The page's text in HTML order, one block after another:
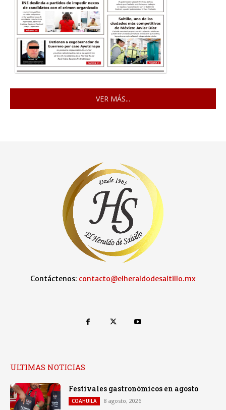
VER MÁS...
Contáctenos: contacto@elheraldodesaltillo.mx
ULTIMAS NOTICIAS
Festivales gastronómicos en agosto
COAHUILA 8 agosto, 2026